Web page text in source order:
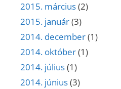
2015. március(2)
2015. január(3)
2014. december(1)
2014. október(1)
2014. július(1)
2014. június(3)